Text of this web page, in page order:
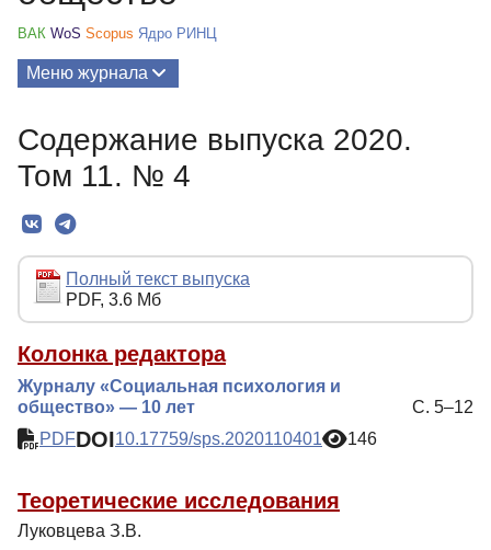
ВАК WoS Scopus Ядро РИНЦ
Меню журнала
О Журнале
Редколлегия
Редакционная политика
Индексирование
Для авторов
Рубрики
Подписка
Содержание выпуска 2020.
Том 11. № 4
Полный текст выпуска
PDF, 3.6 Мб
Колонка редактора
Журналу «Социальная психология и
общество» — 10 лет
С. 5–12
PDFDOI10.17759/sps.2020110401 146
Теоретические исследования
Луковцева З.В.